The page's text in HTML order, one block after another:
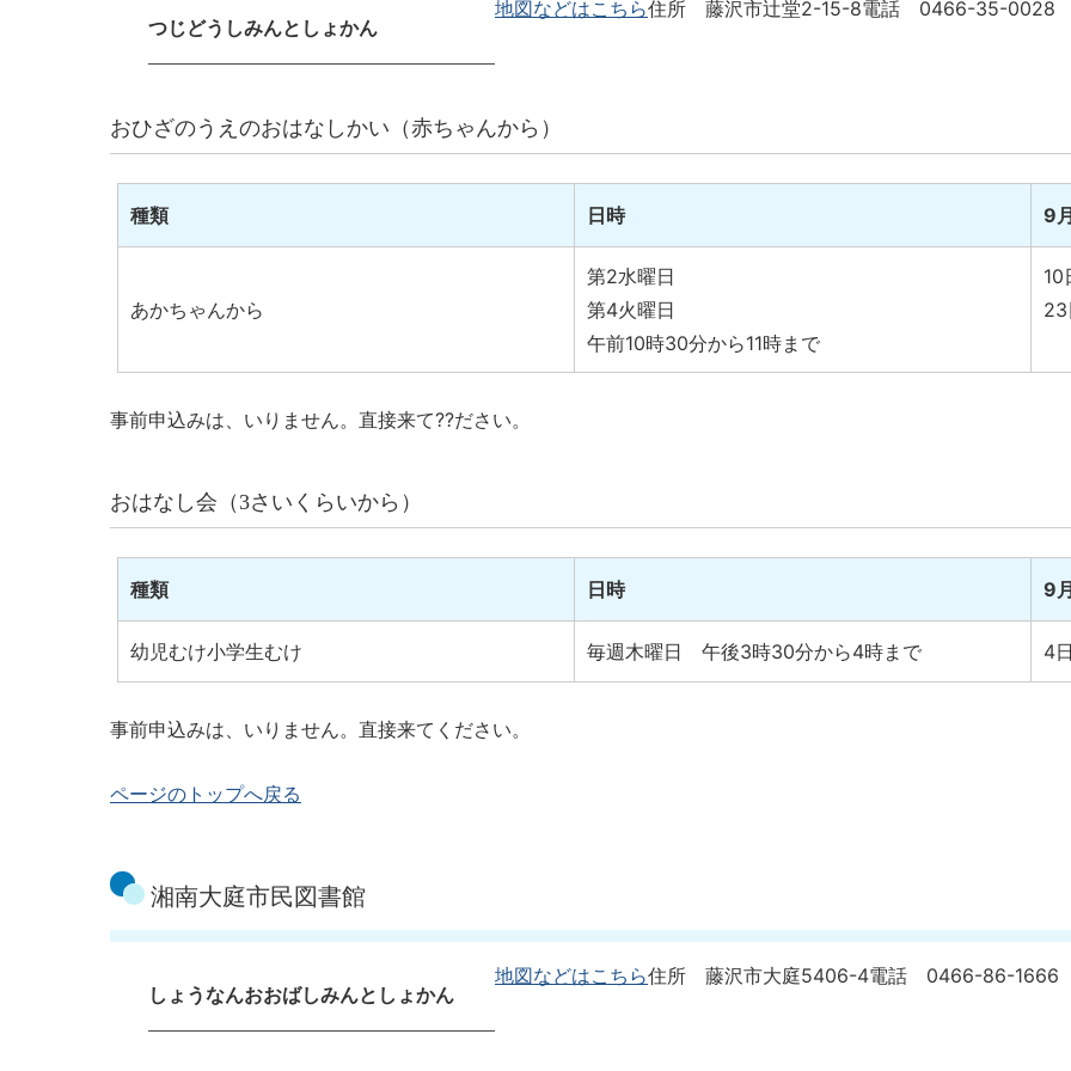
つじどうしみんとしょかん
地図などはこちら住所 藤沢市辻堂2-15-8電話 0466-35-0028
おひざのうえのおはなしかい（赤ちゃんから）
種類 日時 9
あかちゃんから
第2水曜日
第4火曜日
午前10時30分から11時まで
10
23
事前申込みは、いりません。直接来て??ださい。
おはなし会（3さいくらいから）
種類 日時 9
幼児むけ小学生むけ 毎週木曜日 午後3時30分から4時まで 4
事前申込みは、いりません。直接来てください。
ページのトップへ戻る
湘南大庭市民図書館
しょうなんおおばしみんとしょかん
地図などはこちら住所 藤沢市大庭5406-4電話 0466-86-1666